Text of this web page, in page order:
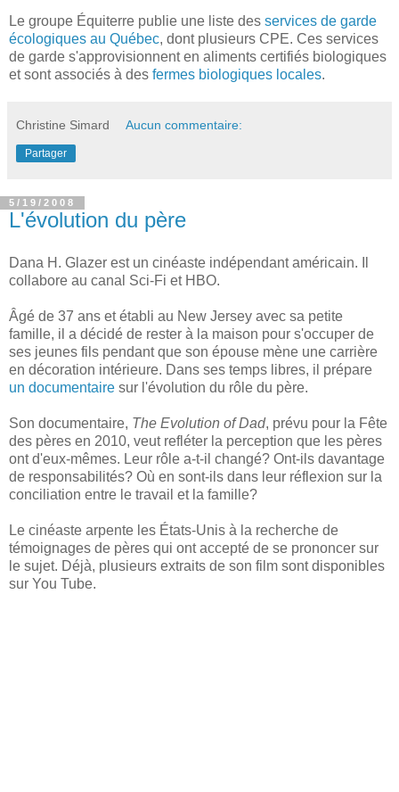
Le groupe Équiterre publie une liste des services de garde
écologiques au Québec, dont plusieurs CPE. Ces services
de garde s'approvisionnent en aliments certifiés biologiques
et sont associés à des fermes biologiques locales.
Christine Simard Aucun commentaire:
Partager
5/19/2008
L'évolution du père
Dana H. Glazer est un cinéaste indépendant américain. Il
collabore au canal Sci-Fi et HBO.
Âgé de 37 ans et établi au New Jersey avec sa petite
famille, il a décidé de rester à la maison pour s'occuper de
ses jeunes fils pendant que son épouse mène une carrière
en décoration intérieure. Dans ses temps libres, il prépare
un documentaire sur l'évolution du rôle du père.
Son documentaire, The Evolution of Dad, prévu pour la Fête
des pères en 2010, veut refléter la perception que les pères
ont d'eux-mêmes. Leur rôle a-t-il changé? Ont-ils davantage
de responsabilités? Où en sont-ils dans leur réflexion sur la
conciliation entre le travail et la famille?
Le cinéaste arpente les États-Unis à la recherche de
témoignages de pères qui ont accepté de se prononcer sur
le sujet. Déjà, plusieurs extraits de son film sont disponibles
sur You Tube.